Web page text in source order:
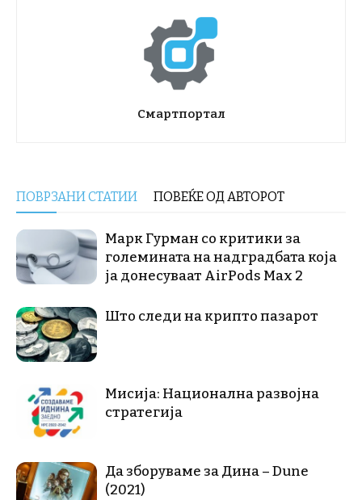
Смартпортал
ПОВРЗАНИ СТАТИИ ПОВЕЌЕ ОД АВТОРОТ
Марк Гурман со критики за
големината на надградбата која
ја донесуваат AirPods Max 2
Што следи на крипто пазарот
Мисија: Национална развојна
стратегија
Да зборуваме за Дина – Dune
(2021)